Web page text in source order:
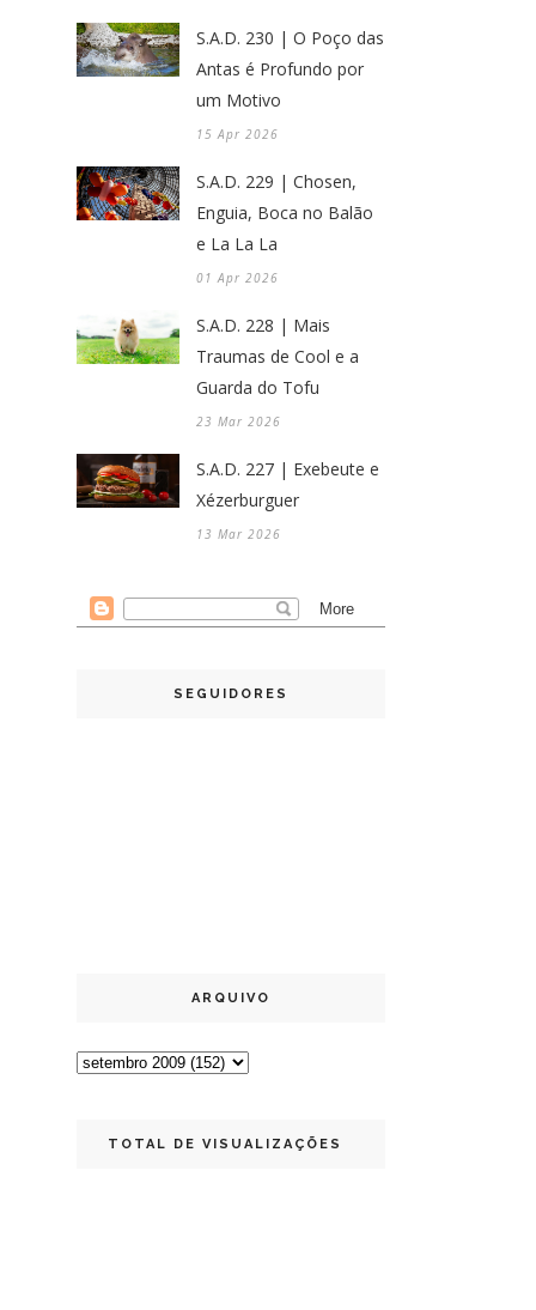
S.A.D. 230 | O Poço das
Antas é Profundo por
um Motivo
15 Apr 2026
S.A.D. 229 | Chosen,
Enguia, Boca no Balão
e La La La
01 Apr 2026
S.A.D. 228 | Mais
Traumas de Cool e a
Guarda do Tofu
23 Mar 2026
S.A.D. 227 | Exebeute e
Xézerburguer
13 Mar 2026
SEGUIDORES
ARQUIVO
TOTAL DE VISUALIZAÇÕES